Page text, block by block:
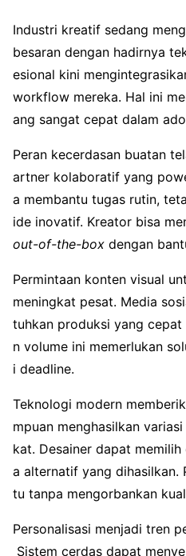
Industri kreatif sedang
besaran dengan hadirnya
esional kini
workflow mereka. Hal ini
ang sangat cepat dalam
Peran kecerdasan buatan
artner kolaboratif yang
a membantu tugas rutin,
ide inovatif. Kreator bisa
out-of-the-box dengan
Permintaan konten visual
meningkat pesat. Media
tuhkan produksi yang cepat
n volume ini memerlukan
i deadline.
Teknologi modern
mpuan menghasilkan
kat. Desainer dapat
a alternatif yang dihasilkan.
tu tanpa mengorbankan
Personalisasi menjadi tren
Sistem cerdas dapat